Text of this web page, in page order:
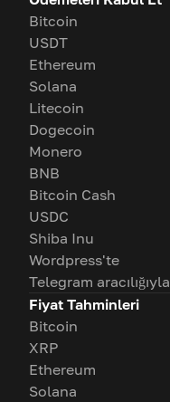
Bitcoin
USDT
Ethereum
Solana
Litecoin
Dogecoin
Monero
BNB
Bitcoin Cash
USDC
Shiba Inu
Wordpress'te
Telegram aracılığıyla
Fiyat Tahminleri
Bitcoin
XRP
Ethereum
Solana